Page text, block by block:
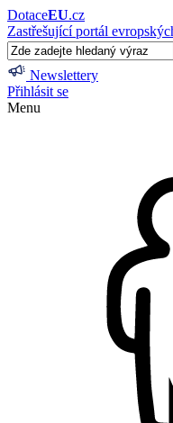
DotaceEU.cz
Zastřešující portál
Newslettery
Přihlásit se
Menu